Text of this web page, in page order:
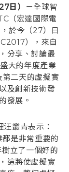
日）
－全球智
（宏達國際電
於今（27）日
），來自
分享、討論最
大的年度產業
二天的虛擬實
及創新技術發
發展。
叢青表示：
是非常重要的
立了一個好的
這將使虛擬實